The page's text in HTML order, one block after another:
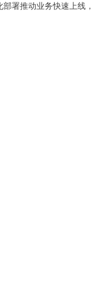
署推动业务快速上线